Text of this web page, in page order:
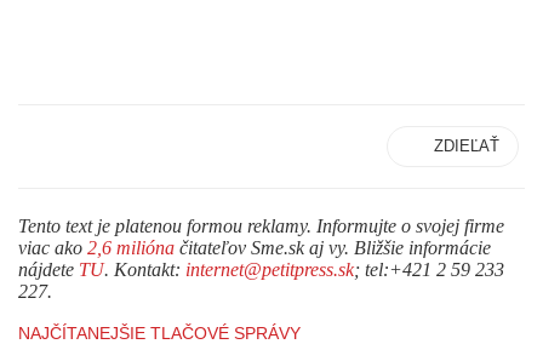
ZDIEĽAŤ
Tento text je platenou formou reklamy. Informujte o svojej firme
viac ako 2,6 milióna čitateľov Sme.sk aj vy. Bližšie informácie
nájdete TU. Kontakt: internet@petitpress.sk; tel:+421 2 59 233
227.
NAJČÍTANEJŠIE TLAČOVÉ SPRÁVY